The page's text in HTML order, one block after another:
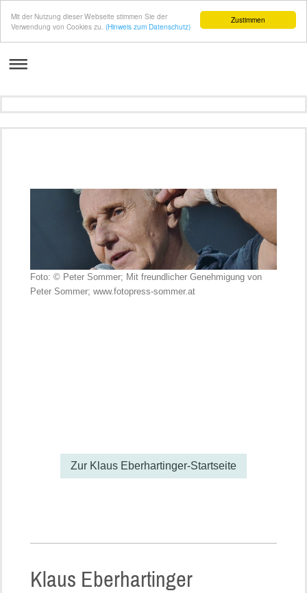
Zustimmen
Mit der Nutzung dieser Webseite stimmen Sie der
Verwendung von Cookies zu. (Hinweis zum Datenschutz)
Foto: © Peter Sommer; Mit freundlicher Genehmigung von
Peter Sommer; www.fotopress-sommer.at
Zur Klaus Eberhartinger-Startseite
Klaus Eberhartinger